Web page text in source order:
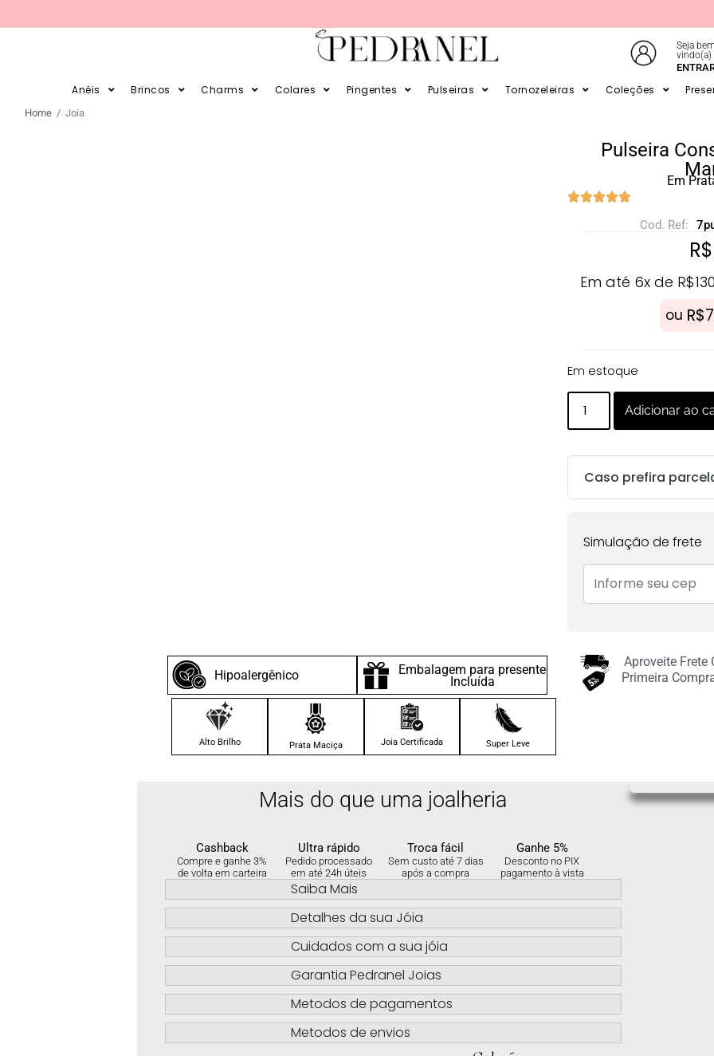
Seja
vindo(a)
Anéis Brincos Charms Colares Pingentes Pulseiras Tornozeleiras Coleções
Home / Joia
Alto Brilho Prata Maciça Joia Certificada Super Leve
Hipoalergênico Embalagem para presente
Incluída
Pulseira
Em
Cod. Ref:
R$
Em até 6x de R$
ou R$
Em estoque
Adicionar ao
Caso prefira
1x deR$783.00sem
juros no cartão
3x deR$261.00sem
5x deR$
juros no cartão
Simulação de frete
Aproveite Frete
Primeira
Mais do que uma joalheria
Cashback
Compre e ganhe 3%
de volta em carteira
Ultra rápido
Pedido processado
em até 24h úteis
Troca fácil
Sem custo até 7 dias
após a compra
Ganhe 5%
Desconto no PIX
pagamento à vista
Saiba Mais
Detalhes da sua Jóia
Cuidados com a sua jóia
Garantia Pedranel Joias
Metodos de pagamentos
Metodos de envios